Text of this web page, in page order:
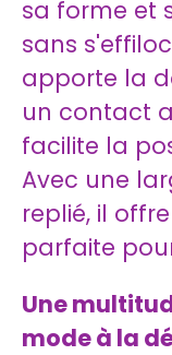
sa forme et
sans
apporte la
un contact
facilite la
Avec une
replié, il
parfaite
Une
mode à la